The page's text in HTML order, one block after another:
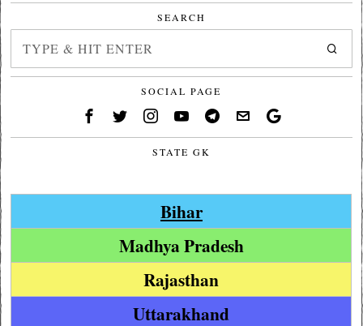
SEARCH
SOCIAL PAGE
STATE GK
Bihar
Madhya Pradesh
Rajasthan
Uttarakhand